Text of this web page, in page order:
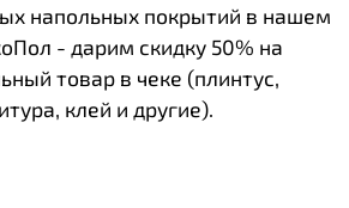
напольных покрытий в нашем
- дарим скидку 50% на
товар в чеке (плинтус,
клей и другие).